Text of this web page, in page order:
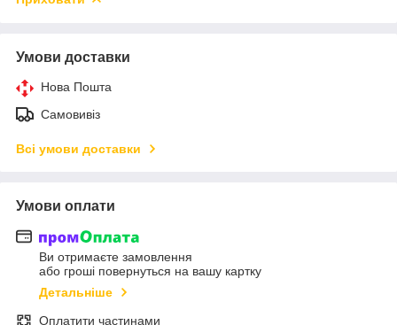
Умови доставки
Нова Пошта
Самовивіз
Всі умови доставки
Умови оплати
Ви отримаєте замовлення
або гроші повернуться на вашу картку
Детальніше
Оплатити частинами